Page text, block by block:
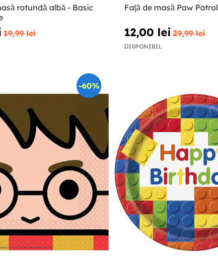
rotundă albă - Basic
19,99 lei
Faţă de masă Paw Patrol
12,00 lei 29,99 lei
DISPONIBIL
-60%